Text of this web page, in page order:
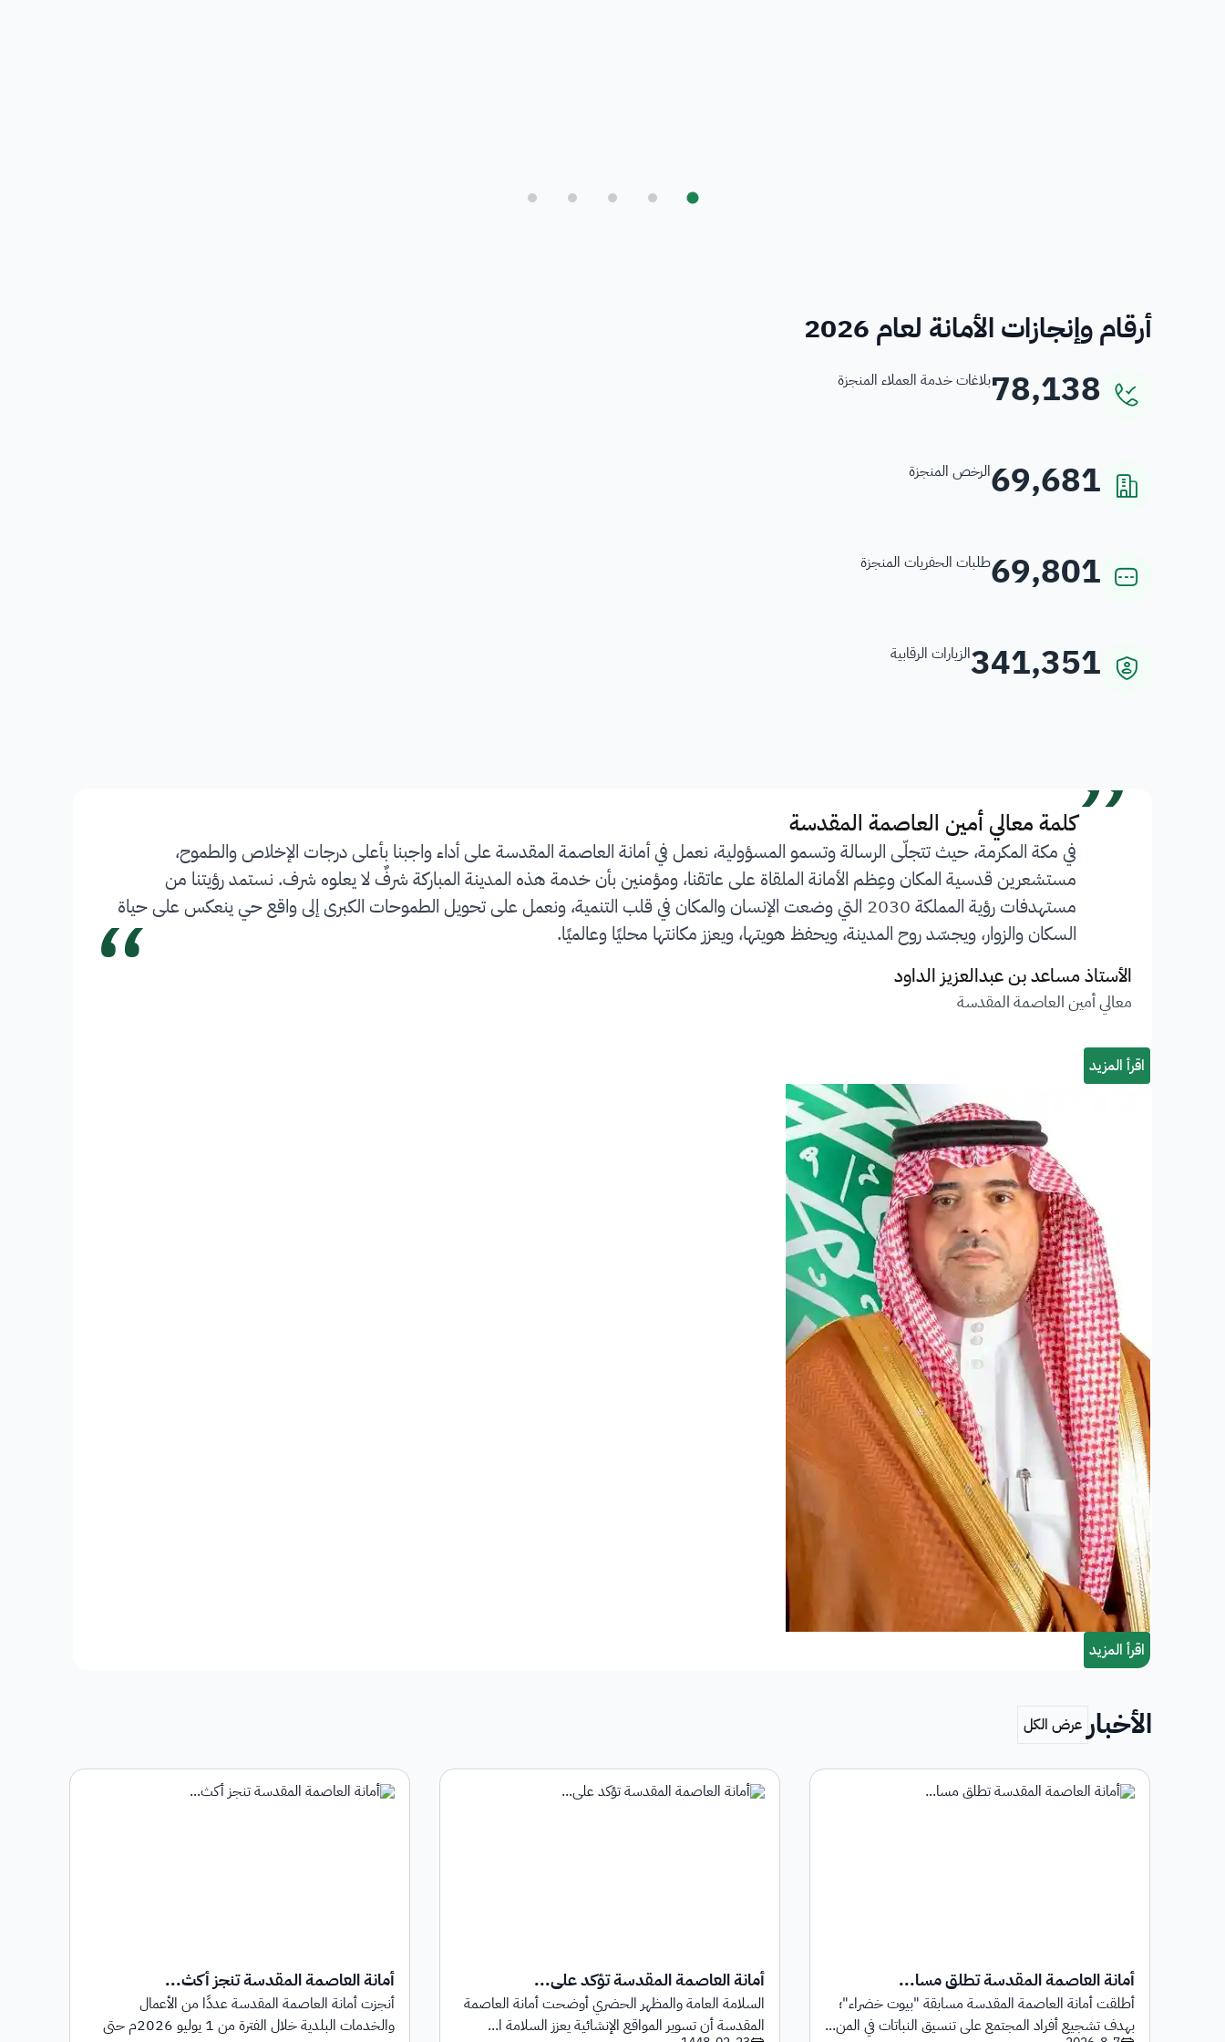
أرقام وإنجازات الأمانة لعام 2026
78,138بلاغات خدمة العملاء المنجزة
69,681الرخص المنجزة
69,801طلبات الحفريات المنجزة
341,351الزيارات الرقابية
”كلمة معالي أمين العاصمة المقدسة
في مكة المكرمة، حيث تتجلّى الرسالة وتسمو المسؤولية، نعمل في أمانة العاصمة المقدسة على أداء واجبنا بأعلى درجات الإخلاص والطموح،
مستشعرين قدسية المكان وعِظم الأمانة الملقاة على عاتقنا، ومؤمنين بأن خدمة هذه المدينة المباركة شرفٌ لا يعلوه شرف. نستمد رؤيتنا من
مستهدفات رؤية المملكة 2030 التي وضعت الإنسان والمكان في قلب التنمية، ونعمل على تحويل الطموحات الكبرى إلى واقع حي ينعكس على حياة
السكان والزوار، ويجسّد روح المدينة، ويحفظ هويتها، ويعزز مكانتها محليًا وعالميًا.
الأستاذ مساعد بن عبدالعزيز الداود
معالي أمين العاصمة المقدسة “
الأخبار
أمانة العاصمة المقدسة تطلق مسا...
أطلقت أمانة العاصمة المقدسة مسابقة "بيوت خضراء"؛
بهدف تشجيع أفراد المجتمع على تنسيق النباتات في المن...
أمانة العاصمة المقدسة تؤكد على...
السلامة العامة والمظهر الحضري أوضحت أمانة العاصمة
المقدسة أن تسوير المواقع الإنشائية يعزز السلامة ا...
أمانة العاصمة المقدسة تنجز أكث...
أنجزت أمانة العاصمة المقدسة عددًا من الأعمال
والخدمات البلدية خلال الفترة من 1 يوليو 2026م حتى